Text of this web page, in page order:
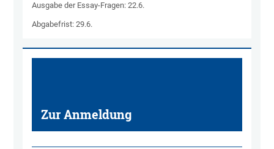
Ausgabe der Essay-Fragen: 22.6.
Abgabefrist: 29.6.
Zur Anmeldung